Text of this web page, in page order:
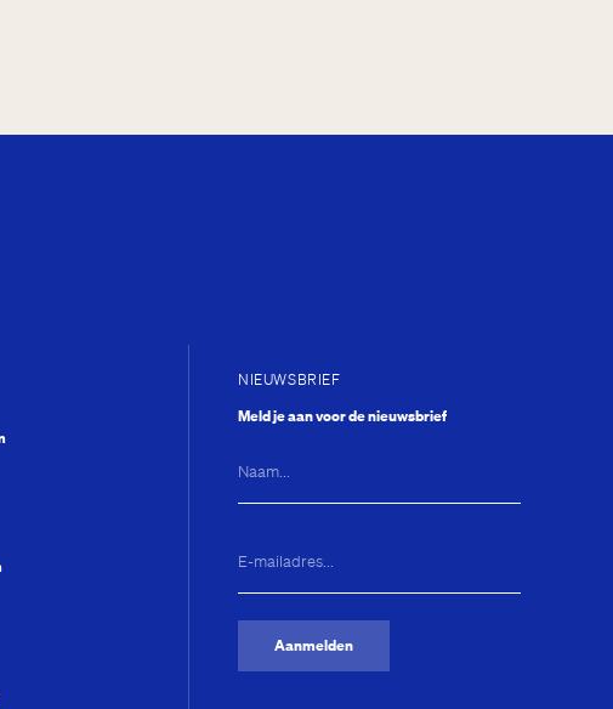
next?
NIEUWSBRIEF
Meld je aan voor de nieuwsbrief
mailadres...
Aanmelden